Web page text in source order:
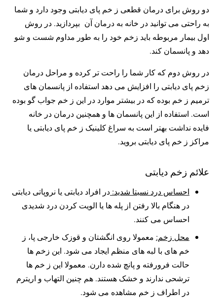
دو روش برای درمان قطعی ز خم پای دیابتی وجود دارد و شما
به راحتی می توانید در خانه به درمان آن بپردازید. در روش
اول بیمار مربوطه باید زخم خود را به طور مداوم شست و شو
دهد و پانسمان کند.
در روش دوم که کار شما را راحت تر کرده و مراحل درمان
زخم پای دیابتی را افزایش می دهد استفاده از پانسمان های
ترمیم ز خم بوده که در بیشتر موارد در این ز خم جواب گو بوده
است. استفاده از این پانسمان ها و همچنین درمان در خانه
فایده‌ نداشت بهتر است به سراغ کلینیک ز خم پای دیابتی یا
مراکز ز خم پای دیابتی بروید.
علائم زخم دیابتی
احساس درد نسبتا شدید: در افراد دیابتی یا نروپاتی دیابتی
در هنگام بالا رفتن از پله ها یا الویت کردن درد شدیدی
احساس می کنند.
محل زخم: معمولا روی انگشتان و قوزک خارجی پا، ز
خم های با لبه های منظم ایجاد می شود. این زخم ها
حالت فرورفته و پانچ شده دارن. معمولا این ز خم ها
ترشحی ندارند و خشک هستند. هم چنین التهاب و اریترم
در اطراف ز خم مشاهده می شود.